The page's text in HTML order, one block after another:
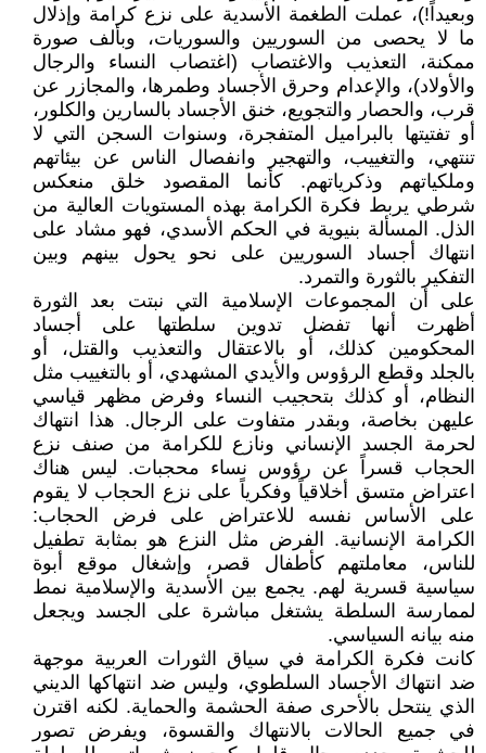
وبعيداً!)، عملت الطغمة الأسدية على نزع كرامة وإذلال
ما لا يحصى من السوريين والسوريات، وبألف صورة
ممكنة، التعذيب والاغتصاب (اغتصاب النساء والرجال
والأولاد)، والإعدام وحرق الأجساد وطمرها، والمجازر عن
قرب، والحصار والتجويع، خنق الأجساد بالسارين والكلور،
أو تفتيتها بالبراميل المتفجرة، وسنوات السجن التي لا
تنتهي، والتغييب، والتهجير وانفصال الناس عن بيئاتهم
وملكياتهم وذكرياتهم. كأنما المقصود خلق منعكس
شرطي يربط فكرة الكرامة بهذه المستويات العالية من
الذل. المسألة بنيوية في الحكم الأسدي، فهو مشاد على
انتهاك أجساد السوريين على نحو يحول بينهم وبين
التفكير بالثورة والتمرد.
على أن المجموعات الإسلامية التي نبتت بعد الثورة
أظهرت أنها تفضل تدوين سلطتها على أجساد
المحكومين كذلك، أو بالاعتقال والتعذيب والقتل، أو
بالجلد وقطع الرؤوس والأيدي المشهدي، أو بالتغييب مثل
النظام، أو كذلك بتحجيب النساء وفرض مظهر قياسي
عليهن بخاصة، وبقدر متفاوت على الرجال. هذا انتهاك
لحرمة الجسد الإنساني ونازع للكرامة من صنف نزع
الحجاب قسراً عن رؤوس نساء محجبات. ليس هناك
اعتراض متسق أخلاقياً وفكرياً على نزع الحجاب لا يقوم
على الأساس نفسه للاعتراض على فرض الحجاب:
الكرامة الإنسانية. الفرض مثل النزع هو بمثابة تطفيل
للناس، معاملتهم كأطفال قصر، وإشغال موقع أبوة
سياسية قسرية لهم. يجمع بين الأسدية والإسلامية نمط
لممارسة السلطة يشتغل مباشرة على الجسد ويجعل
منه بيانه السياسي.
كانت فكرة الكرامة في سياق الثورات العربية موجهة
ضد انتهاك الأجساد السلطوي، وليس ضد انتهاكها الديني
الذي ينتحل بالأحرى صفة الحشمة والحماية. لكنه اقترن
في جميع الحالات بالانتهاك والقسوة، ويفرض تصور